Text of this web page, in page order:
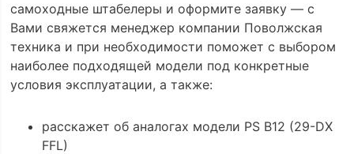
самоходные штабелеры и оформите заявку — с
Вами свяжется менеджер компании Поволжская
техника и при необходимости поможет с выбором
наиболее подходящей модели под конкретные
условия эксплуатации, а также:
расскажет об аналогах модели PS B12 (29-DX
FFL)